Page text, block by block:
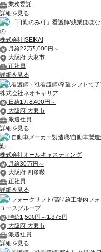
業務委託
詳細を見る
「日勤のみ可」看護師/残業ほぼ
の...
株式会社ISEIKAI
月給22万5,000円～
大阪府 大東市
正社員
詳細を見る
看護師・准看護師/希望シフトで
株式会社ネオキャリア
日給1万8,400円～
大阪府 大東市
派遣社員
詳細を見る
自動車メーカー製造職/自動車製
勤...
株式会社オールキャスティング
月給30万円～
大阪府 四條畷
正社員
詳細を見る
フォークリフト/高時給工場内フ
ユースグループ
時給1,500円～1,875円
大阪府 大東市
派遣社員
詳細を見る